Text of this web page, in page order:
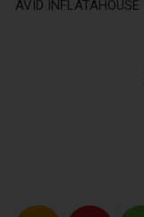
AVID INFLATAHOUSE